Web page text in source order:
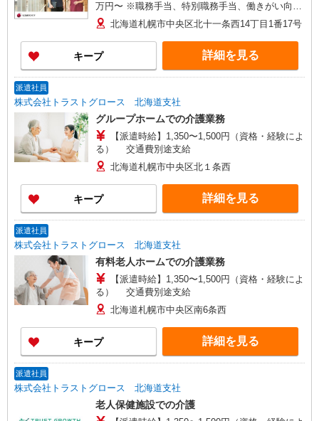
万円〜 ※職務手当、特別職務手当、働きがい向上
手当、日祝手当（月平均2回分）、夜勤手当（月平
均5回分）等、毎月平均的に支払われる手当を含み
ます。 ■オンコール手当（1,000円/日）あり ◎残
業時は別途時間外手当支給（超過1分〜） ◎賞
与 基本給2.08ヶ月分/年支給
北海道札幌市中央区北十一条西14丁目1番17号
キープ 詳細を見る
派遣社員
株式会社トラストグロース 北海道支社
グループホームでの介護業務
【派遣時給】1,350〜1,500円（資格・経験によ
る） 交通費別途支給
北海道札幌市中央区北１条西
キープ 詳細を見る
派遣社員
株式会社トラストグロース 北海道支社
有料老人ホームでの介護業務
【派遣時給】1,350〜1,500円（資格・経験によ
る） 交通費別途支給
北海道札幌市中央区南6条西
キープ 詳細を見る
派遣社員
株式会社トラストグロース 北海道支社
老人保健施設での介護